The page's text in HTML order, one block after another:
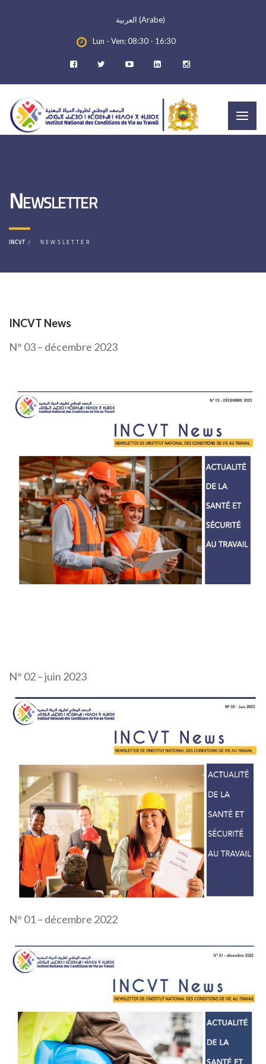
العربية (Arabe)
Lun - Ven: 08:30 - 16:30
Newsletter
INCVT NEWSLETTER
INCVT News
N° 03 – décembre 2023
N° 02 – juin 2023
N° 01 – décembre 2022